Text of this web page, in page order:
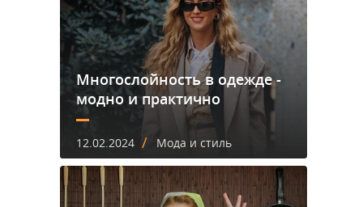
Многослойность в одежде -
модно и практично
12.02.2024 / Мода и стиль